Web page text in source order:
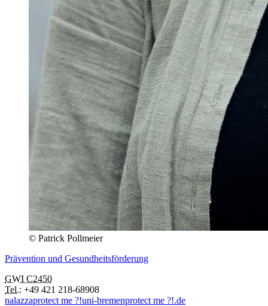
© Patrick Pollmeier
Prävention und Gesundheitsförderung
GWI C2450
Tel.: +49 421 218-68908
nalazzaprotect me ?!uni-bremenprotect me ?!.de